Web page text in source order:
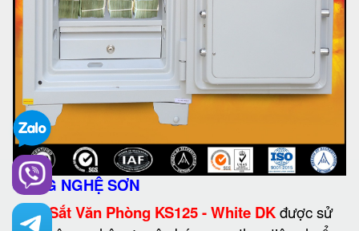
CÔNG NGHỆ SƠN
• Két Sắt Văn Phòng KS125 - White DKđược sử